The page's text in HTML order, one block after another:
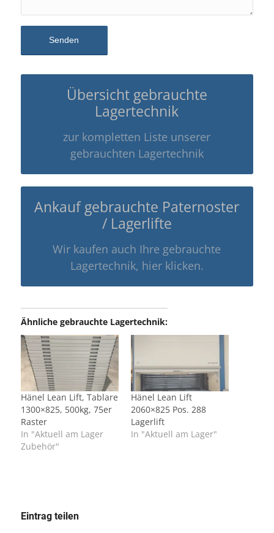
Übersicht gebrauchte
Lagertechnik
zur kompletten Liste unserer
gebrauchten Lagertechnik
Ankauf gebrauchte Paternoster
/ Lagerlifte
Wir kaufen auch Ihre gebrauchte
Lagertechnik, hier klicken.
Ähnliche gebrauchte Lagertechnik:
Hänel Lean Lift, Tablare
1300×825, 500kg, 75er
Raster
In "Aktuell am Lager
Zubehör"
Hänel Lean Lift
2060×825 Pos. 288
Lagerlift
In "Aktuell am Lager"
Eintrag teilen